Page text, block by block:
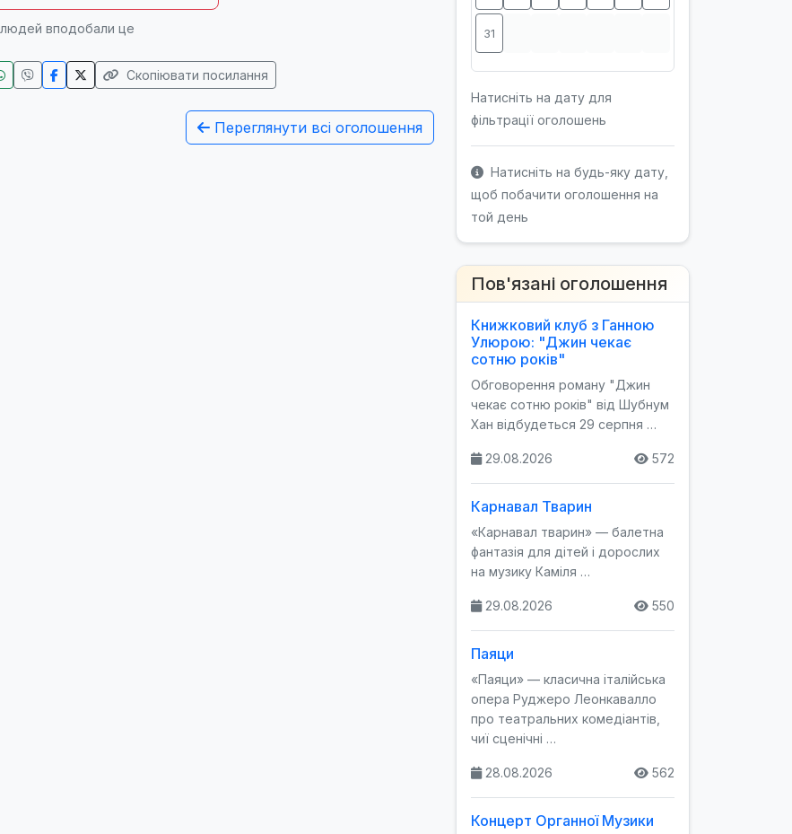
людей вподобали це
Скопіювати посилання
Переглянути всі оголошення
31
Натисніть на дату для
фільтрації оголошень
Натисніть на будь-яку дату,
щоб побачити оголошення на
той день
Пов'язані оголошення
Книжковий клуб з Ганною
Улюрою: "Джин чекає
сотню років"
Обговорення роману "Джин
чекає сотню років" від Шубнум
Хан відбудеться 29 серпня …
29.08.2026 572
Карнавал Тварин
«Карнавал тварин» — балетна
фантазія для дітей і дорослих
на музику Каміля …
29.08.2026 550
Паяци
«Паяци» — класична італійська
опера Руджеро Леонкавалло
про театральних комедіантів,
чиї сценічні …
28.08.2026 562
Концерт Органної Музики